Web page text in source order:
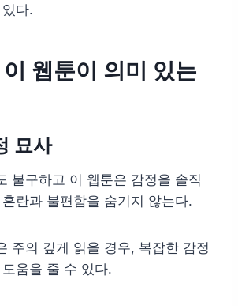
다.
웹툰이 의미 있는
묘사
불구하고 이 웹툰은 감정을 솔직
란과 불편함을 숨기지 않는다.
주의 깊게 읽을 경우, 복잡한 감정
움을 줄 수 있다.